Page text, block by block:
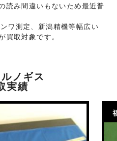
読み間違いもないため最近普
ワ測定、新潟精機等幅広い
買取対象です。
ノギス
実績